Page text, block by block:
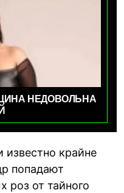
НЕДОВОЛЬНА
известно крайне
попадают
роз от тайного